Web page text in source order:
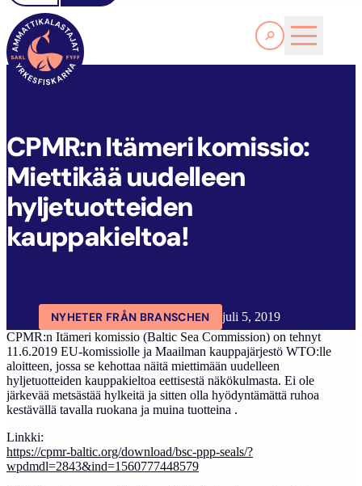
Läs Mer
FYFF
CPMR:n Itämeri komissio:
Miettikää uudelleen
hyljetuotteiden
kauppakieltoa!
NYHETER FRÅN BRANSCHEN
juli 5, 2019
CPMR:n Itämeri komissio (Baltic Sea Commission) on tehnyt
11.6.2019 EU-komissiolle ja Maailman kauppajärjestö WTO:lle
aloitteen, jossa se kehottaa näitä miettimään uudelleen
hyljetuotteiden kauppakieltoa eettisestä näkökulmasta. Ei ole
järkevää metsästää hylkeitä ja sitten olla hyödyntämättä ruhoa
kestävällä tavalla ruokana ja muina tuotteina .
Linkki:
https://cpmr-baltic.org/download/bsc-ppp-seals/?
wpdmdl=2843&ind=1560777448579